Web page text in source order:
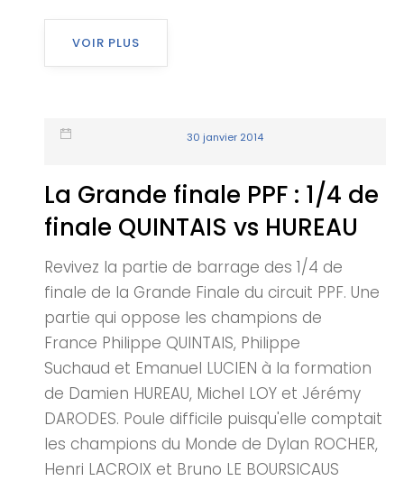
VOIR PLUS
30 janvier 2014
La Grande finale PPF : 1/4 de
finale QUINTAIS vs HUREAU
Revivez la partie de barrage des 1/4 de
finale de la Grande Finale du circuit PPF. Une
partie qui oppose les champions de
France Philippe QUINTAIS, Philippe
Suchaud et Emanuel LUCIEN à la formation
de Damien HUREAU, Michel LOY et Jérémy
DARODES. Poule difficile puisqu'elle comptait
les champions du Monde de Dylan ROCHER,
Henri LACROIX et Bruno LE BOURSICAUS